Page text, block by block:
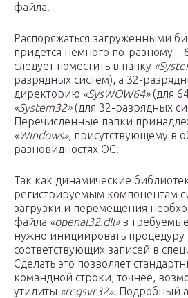
файла.
Распоряжаться загруженными
придется немного по-разному –
следует поместить в папку
разрядных систем), а 32-
директорию «SysWOW64»(для
«System32»(для 32-разрядных
Перечисленные папки
«Windows», присутствующему в
разновидностях ОС.
Так как динамические
регистрируемым компонентам
загрузки и перемещения
файла «openal32.dll»в
нужно инициировать процедуру
соответствующих записей в
Сделать это позволяет
командной строки, точнее,
утилиты «regsvr32». Подробный